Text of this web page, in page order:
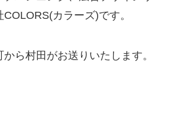
カラーズ)です。
ら村田がお送りいたします。